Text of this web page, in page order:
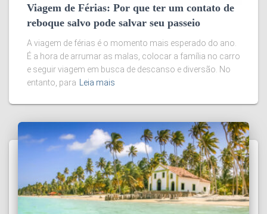
Viagem de Férias: Por que ter um contato de
reboque salvo pode salvar seu passeio
A viagem de férias é o momento mais esperado do ano.
É a hora de arrumar as malas, colocar a família no carro
e seguir viagem em busca de descanso e diversão. No
entanto, para Leia mais